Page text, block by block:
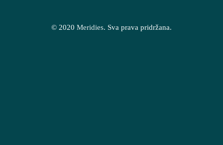
© 2020 Meridies. Sva prava pridržana.